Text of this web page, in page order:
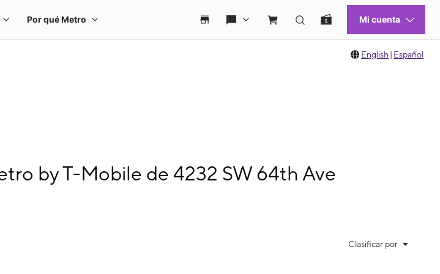
English | Español
by T-Mobile de 4232 SW 64th Ave
Clasificar por